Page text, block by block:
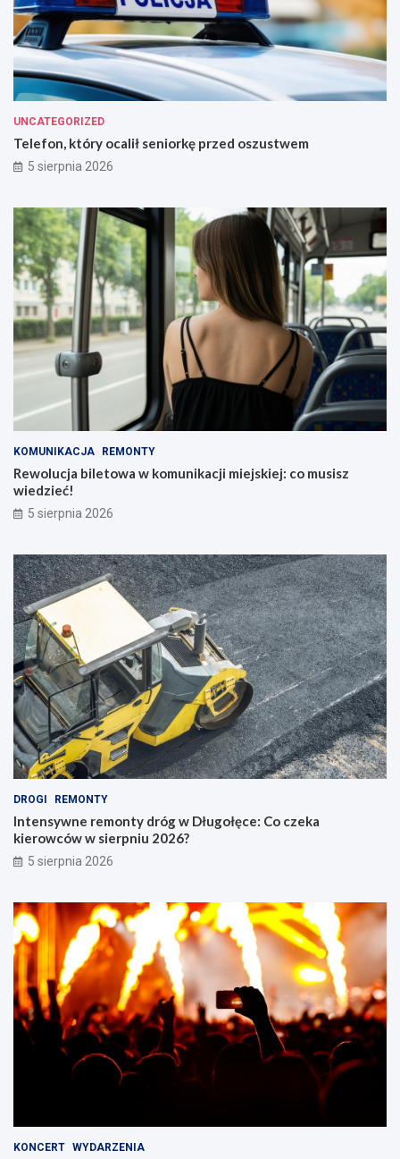
UNCATEGORIZED
Telefon, który ocalił seniorkę przed oszustwem
5 sierpnia 2026
KOMUNIKACJA REMONTY
Rewolucja biletowa w komunikacji miejskiej: co musisz
wiedzieć!
5 sierpnia 2026
DROGI REMONTY
Intensywne remonty dróg w Długołęce: Co czeka
kierowców w sierpniu 2026?
5 sierpnia 2026
KONCERT WYDARZENIA